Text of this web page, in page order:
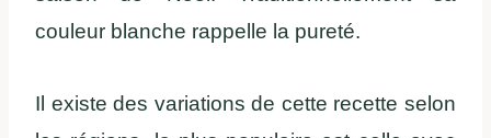
couleur blanche rappelle la pureté.
Il existe des variations de cette recette selon